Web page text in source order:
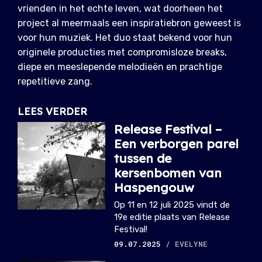
vrienden in het echte leven, wat doorheen het
project al meermaals een inspiratiebron geweest is
voor hun muziek. Het duo staat bekend voor hun
originele producties met compromisloze breaks,
diepe en meeslepende melodieën en prachtige
repetitieve zang.
LEES VERDER
Release Festival –
Een verborgen parel
tussen de
kersenbomen van
Haspengouw
Op 11 en 12 juli 2025 vindt de
19e editie plaats van Release
Festival!
09.07.2025
/ EVELYNE